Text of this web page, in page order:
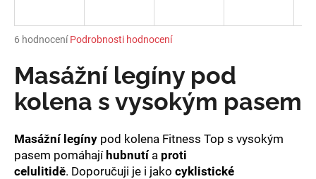
Průměrné
produktu
je
5,0
hvězdiček.
6 hodnocení Podrobnosti hodnocení
Masážní legíny pod
kolena s vysokým pasem
Masážní legíny pod kolena Fitness Top s vysokým
pasem pomáhajíhubnutía proti
celulitidě. Doporučuji je i jako cyklistické
j
t
?
HLEDAT